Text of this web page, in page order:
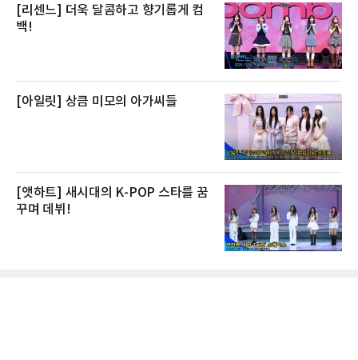
[리센느] 더욱 달콤하고 향기롭게 컴
백!
[아일릿] 상큼 미모의 아가씨들
[앳하트] 새시대의 K-POP 스타를 꿈
꾸며 데뷔!